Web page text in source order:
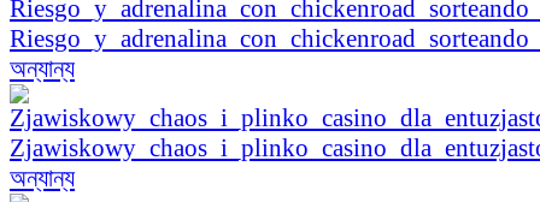
অন্যান্য
অন্যান্য